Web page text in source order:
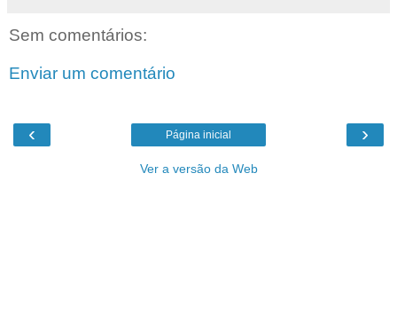
Sem comentários:
Enviar um comentário
‹ ›
Página inicial
Ver a versão da Web